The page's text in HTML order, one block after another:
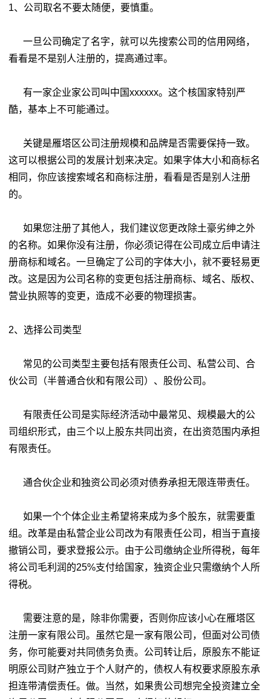
1、公司取名不要太随便，要慎重。
一旦公司确定了名字，就可以先搜索公司的信用网络，
看看是不是别人注册的，提高通过率。
有一家企业家公司叫中国xxxxxx。这个核国家特别严
酷，基本上不可能通过。
关键是雁塔区公司注册规模和品牌是否需要保持一致。
这可以根据公司的发展计划来决定。如果字体大小和商标名
相同，你应该搜索域名和商标注册，看看是否是别人注册
的。
如果您注册了其他人，我们建议您更改除土豪劣绅之外
的名称。如果你没有注册，你必须记得在公司成立后申请注
册商标和域名。一旦确定了公司的字体大小，就不要轻易更
改。这是因为公司名称的变更包括注册商标、域名、版权、
营业执照等的变更，造成不必要的物理损害。
2、选择公司类型
常见的公司类型主要包括有限责任公司、私营公司、合
伙公司（半普通合伙和有限公司）、股份公司。
有限责任公司是实际经济活动中最常见、规模最大的公
司组织形式，由三个以上股东共同出资，在出资范围内承担
有限责任。
通合伙企业和独资公司必须对债券承担无限连带责任。
如果一个个体企业主希望将来成为多个股东，就需要重
组。改革是由私营企业公司改为有限责任公司，相当于直接
撤销公司，要求登报公示。由于公司缴纳企业所得税，每年
将公司毛利润的25%支付给国家，独资企业只需缴纳个人所
得税。
需要注意的是，除非你需要，否则你应该小心在雁塔区
注册一家有限公司。虽然它是一家有限公司，但面对公司债
务，你可能要对共同债务负责。公司转让后，原股东不能证
明原公司财产独立于个人财产的，债权人有权要求原股东承
担连带清偿责任。做。当然，如果贵公司想完全投资建立全